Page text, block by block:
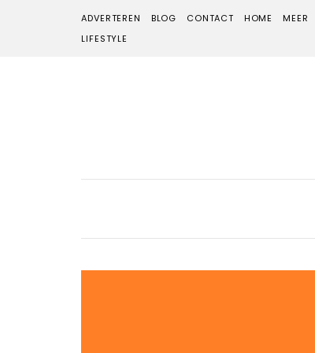
ADVERTEREN BLOG CONTACT HOME
MEER
LIFESTYLE